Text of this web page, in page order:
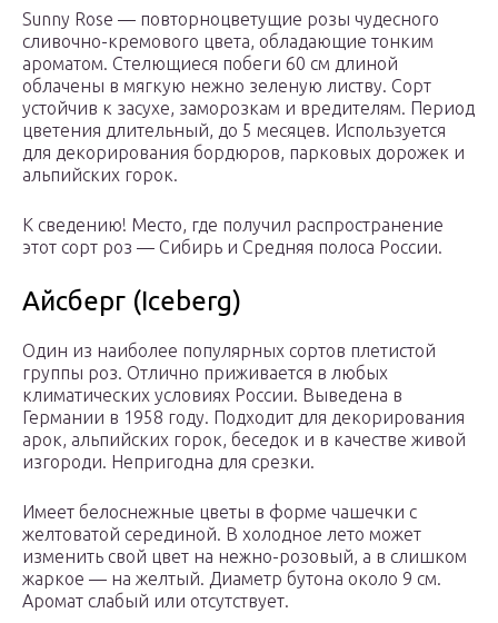
Sunny Rose — повторноцветущие розы чудесного
сливочно-кремового цвета, обладающие тонким
ароматом. Стелющиеся побеги 60 см длиной
облачены в мягкую нежно зеленую листву. Сорт
устойчив к засухе, заморозкам и вредителям. Период
цветения длительный, до 5 месяцев. Используется
для декорирования бордюров, парковых дорожек и
альпийских горок.
К сведению! Место, где получил распространение
этот сорт роз — Сибирь и Средняя полоса России.
Айсберг (Iceberg)
Один из наиболее популярных сортов плетистой
группы роз. Отлично приживается в любых
климатических условиях России. Выведена в
Германии в 1958 году. Подходит для декорирования
арок, альпийских горок, беседок и в качестве живой
изгороди. Непригодна для срезки.
Имеет белоснежные цветы в форме чашечки с
желтоватой серединой. В холодное лето может
изменить свой цвет на нежно-розовый, а в слишком
жаркое — на желтый. Диаметр бутона около 9 см.
Аромат слабый или отсутствует.